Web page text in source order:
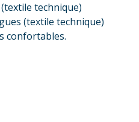
technique)
(textile technique)
confortables.